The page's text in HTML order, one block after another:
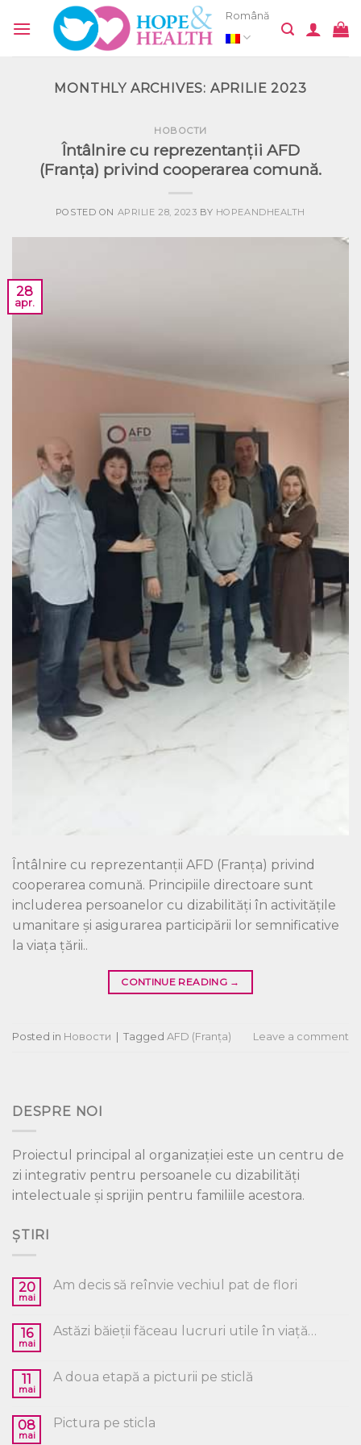
Română
MONTHLY ARCHIVES: APRILIE 2023
НОВОСТИ
Întâlnire cu reprezentanții AFD
(Franța) privind cooperarea comună.
POSTED ON APRILIE 28, 2023 BY HOPEANDHEALTH
28
apr.
Întâlnire cu reprezentanții AFD (Franța) privind
cooperarea comună. Principiile directoare sunt
includerea persoanelor cu dizabilități în activitățile
umanitare și asigurarea participării lor semnificative
la viața țării..
CONTINUE READING →
Posted in Новости Tagged AFD (Franța) Leave a comment
DESPRE NOI
Proiectul principal al organizației este un centru de
zi integrativ pentru persoanele cu dizabilități
intelectuale și sprijin pentru familiile acestora.
ȘTIRI
20
mai
Am decis să reînvie vechiul pat de flori
16
mai
Astăzi băieții făceau lucruri utile în viață…
11
mai
A doua etapă a picturii pe sticlă
08
mai
Pictura pe sticla